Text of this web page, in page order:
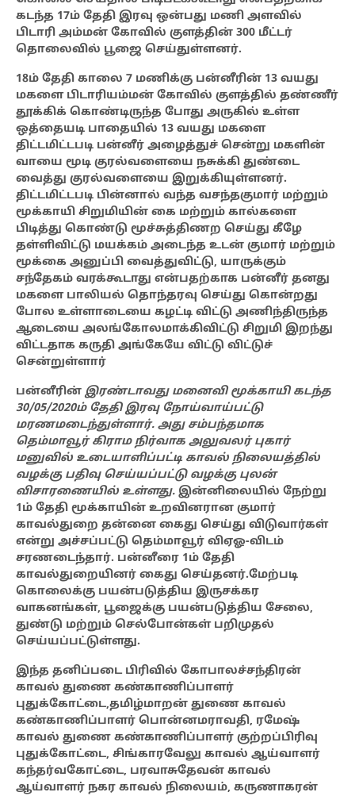
கடந்த 17ம் தேதி இரவு ஒன்பது மணி அளவில்
பிடாரி அம்மன் கோவில் குளத்தின் 300 மீட்டர்
தொலைவில் பூஜை செய்துள்ளனர்.
18ம் தேதி காலை 7 மணிக்கு பன்னீரின் 13 வயது
மகளை பிடாரியம்மன் கோவில் குளத்தில் தண்ணீர்
தூக்கிக் கொண்டிருந்த போது அருகில் உள்ள
ஒத்தையடி பாதையில் 13 வயது மகளை
திட்டமிட்டபடி பன்னீர் அழைத்துச் சென்று மகளின்
வாயை மூடி குரல்வளையை நசுக்கி துண்டை
வைத்து குரல்வளையை இறுக்கியுள்ளனர்.
திட்டமிட்டபடி பின்னால் வந்த வசந்தகுமார் மற்றும்
மூக்காயி சிறுமியின் கை மற்றும் கால்களை
பிடித்து கொண்டு மூச்சுத்திணற செய்து கீழே
தள்ளிவிட்டு மயக்கம் அடைந்த உடன் குமார் மற்றும்
மூக்கை அனுப்பி வைத்துவிட்டு, யாருக்கும்
சந்தேகம் வரக்கூடாது என்பதற்காக பன்னீர் தனது
மகளை பாலியல் தொந்தரவு செய்து கொன்றது
போல உள்ளாடையை கழட்டி விட்டு அணிந்திருந்த
ஆடையை அலங்கோலமாக்கிவிட்டு சிறுமி இறந்து
விட்டதாக கருதி அங்கேயே விட்டு விட்டுச்
சென்றுள்ளார்
பன்னீரின் இரண்டாவது மனைவி மூக்காயி கடந்த
30/05/2020ம் தேதி இரவு நோய்வாய்பட்டு
மரணமடைந்துள்ளார்‌. அது சம்பந்தமாக
தெம்மாவூர் கிராம நிர்வாக அலுவலர் புகார்
மனுவில் உடையாளிப்பட்டி காவல் நிலையத்தில்
வழக்கு பதிவு செய்யப்பட்டு வழக்கு புலன்
விசாரணையில் உள்ளது. இன்னிலையில் நேற்று
1ம் தேதி மூக்காயின் உறவினரான குமார்
காவல்துறை தன்னை கைது செய்து விடுவார்கள்
என்று அச்சப்பட்டு தெம்மாவூர் விஏஓ-விடம்
சரணடைந்தார். பன்னீரை 1ம் தேதி
காவல்துறையினர் கைது செய்தனர்‌.மேற்படி
கொலைக்கு பயன்படுத்திய இருசக்கர
வாகனங்கள், பூஜைக்கு பயன்படுத்திய சேலை,
துண்டு மற்றும் செல்போன்கள் பறிமுதல்
செய்யப்பட்டுள்ளது.
இந்த தனிப்படை பிரிவில் கோபாலச்சந்திரன்
காவல் துணை கண்காணிப்பாளர்
புதுக்கோட்டை,தமிழ்மாறன் துணை காவல்
கண்காணிப்பாளர் பொன்னமராவதி, ரமேஷ்
காவல் துணை கண்காணிப்பாளர் குற்றப்பிரிவு
புதுக்கோட்டை, சிங்காரவேலு காவல் ஆய்வாளர்
கந்தர்வகோட்டை, பரவாசுதேவன் காவல்
ஆய்வாளர் நகர காவல் நிலையம், கருணாகரன்